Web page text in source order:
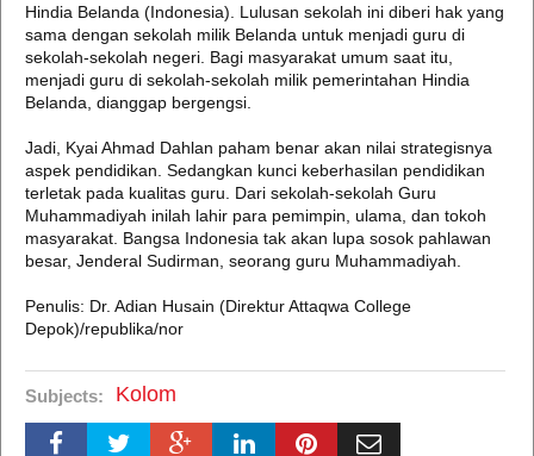
Hindia Belanda (Indonesia). Lulusan sekolah ini diberi hak yang
sama dengan sekolah milik Belanda untuk menjadi guru di
sekolah-sekolah negeri. Bagi masyarakat umum saat itu,
menjadi guru di sekolah-sekolah milik pemerintahan Hindia
Belanda, dianggap bergengsi.
Jadi, Kyai Ahmad Dahlan paham benar akan nilai strategisnya
aspek pendidikan. Sedangkan kunci keberhasilan pendidikan
terletak pada kualitas guru. Dari sekolah-sekolah Guru
Muhammadiyah inilah lahir para pemimpin, ulama, dan tokoh
masyarakat. Bangsa Indonesia tak akan lupa sosok pahlawan
besar, Jenderal Sudirman, seorang guru Muhammadiyah.
Penulis: Dr. Adian Husain (Direktur Attaqwa College
Depok)/republika/nor
Subjects: Kolom